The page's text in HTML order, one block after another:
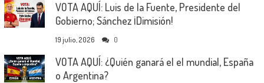
VOTA AQUÍ: Luis de la Fuente, Presidente del
Gobierno; Sánchez ¡Dimisión!
19 julio, 2026 0
VOTA AQUÍ: ¿Quién ganará el el mundial, España
o Argentina?